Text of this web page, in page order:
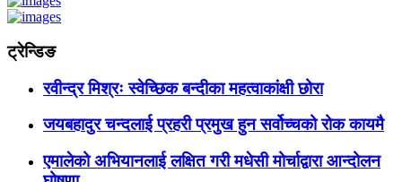
ट्रेन्डिङ
रवीन्द्र मिश्रः स्वेच्छिक बन्दीका महत्वाकांक्षी छोरा
जयबहादुर चन्दलाई प्रहरी प्रमुख हुन सर्वोच्चको रोक कायमै
एमालेको अभियानलाई लक्षित गरी मधेसी मोर्चाद्वारा आन्दोलन